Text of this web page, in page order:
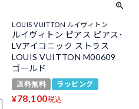
LOUIS VUITTON ルイヴィトン
ルイヴィトン ピアス ピアス･
LVアイコニック ストラス
LOUIS VUITTON M00609
ゴールド
送料無料 ラッピング
¥78,100税込